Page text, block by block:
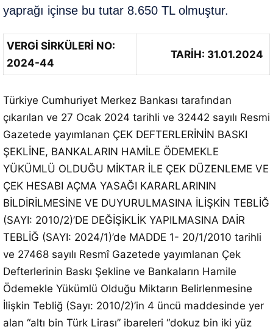
yaprağı içinse bu tutar 8.650 TL olmuştur.
VERGİ SİRKÜLERİ NO:
2024-44
TARİH: 31.01.2024
Türkiye Cumhuriyet Merkez Bankası tarafından
çıkarılan ve 27 Ocak 2024 tarihli ve 32442 sayılı Resmi
Gazetede yayımlanan ÇEK DEFTERLERİNİN BASKI
ŞEKLİNE, BANKALARIN HAMİLE ÖDEMEKLE
YÜKÜMLÜ OLDUĞU MİKTAR İLE ÇEK DÜZENLEME VE
ÇEK HESABI AÇMA YASAĞI KARARLARININ
BİLDİRİLMESİNE VE DUYURULMASINA İLİŞKİN TEBLİĞ
(SAYI: 2010/2)’DE DEĞİŞİKLİK YAPILMASINA DAİR
TEBLİĞ (SAYI: 2024/1)’de MADDE 1- 20/1/2010 tarihli
ve 27468 sayılı Resmî Gazetede yayımlanan Çek
Defterlerinin Baskı Şekline ve Bankaların Hamile
Ödemekle Yükümlü Olduğu Miktarın Belirlenmesine
İlişkin Tebliğ (Sayı: 2010/2)’in 4 üncü maddesinde yer
alan “altı bin Türk Lirası” ibareleri “dokuz bin iki yüz